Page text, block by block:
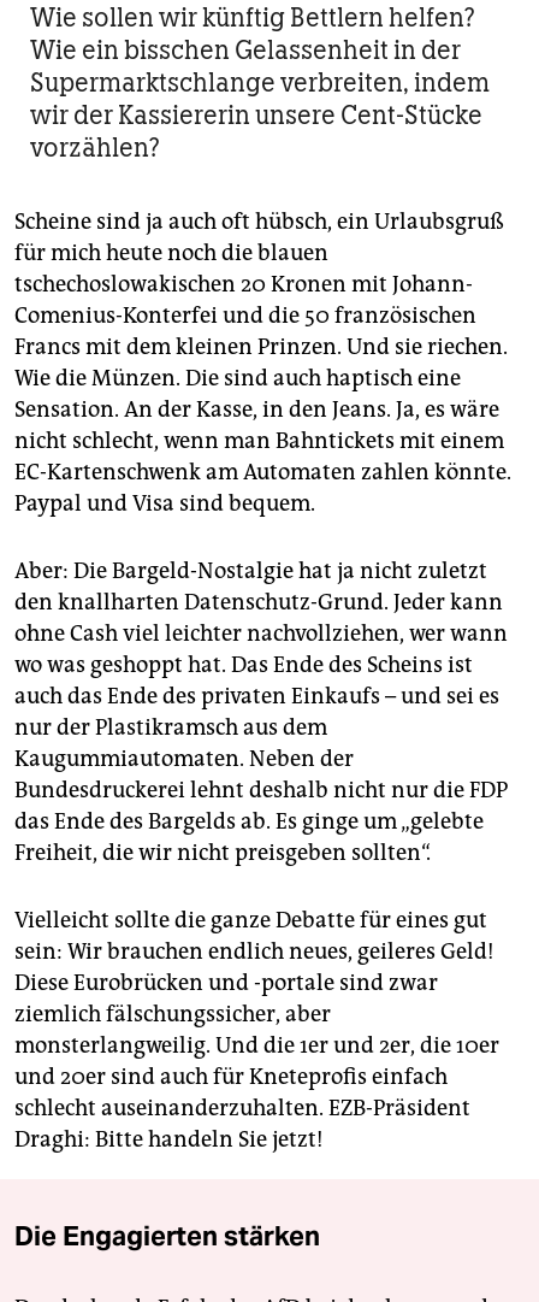
Wie sollen wir künftig Bettlern helfen?
Wie ein bisschen Gelassenheit in der
Supermarktschlange verbreiten, indem
wir der Kassiererin unsere Cent-Stücke
vorzählen?
Scheine sind ja auch oft hübsch, ein Urlaubsgruß
für mich heute noch die blauen
tschechoslowakischen 20 Kronen mit Johann-
Comenius-Konterfei und die 50 französischen
Francs mit dem kleinen Prinzen. Und sie riechen.
Wie die Münzen. Die sind auch haptisch eine
Sensation. An der Kasse, in den Jeans. Ja, es wäre
nicht schlecht, wenn man Bahntickets mit einem
EC-Kartenschwenk am Automaten zahlen könnte.
Paypal und Visa sind bequem.
Aber: Die Bargeld-Nostalgie hat ja nicht zuletzt
den knallharten Datenschutz-Grund. Jeder kann
ohne Cash viel leichter nachvollziehen, wer wann
wo was geshoppt hat. Das Ende des Scheins ist
auch das Ende des privaten Einkaufs – und sei es
nur der Plastikramsch aus dem
Kaugummiautomaten. Neben der
Bundesdruckerei lehnt deshalb nicht nur die FDP
das Ende des Bargelds ab. Es ginge um „gelebte
Freiheit, die wir nicht preisgeben sollten“.
Vielleicht sollte die ganze Debatte für eines gut
sein: Wir brauchen endlich neues, geileres Geld!
Diese Eurobrücken und -portale sind zwar
ziemlich fälschungssicher, aber
monsterlangweilig. Und die 1er und 2er, die 10er
und 20er sind auch für Kneteprofis einfach
schlecht auseinanderzuhalten. EZB-Präsident
Draghi: Bitte handeln Sie jetzt!
Die Engagierten stärken